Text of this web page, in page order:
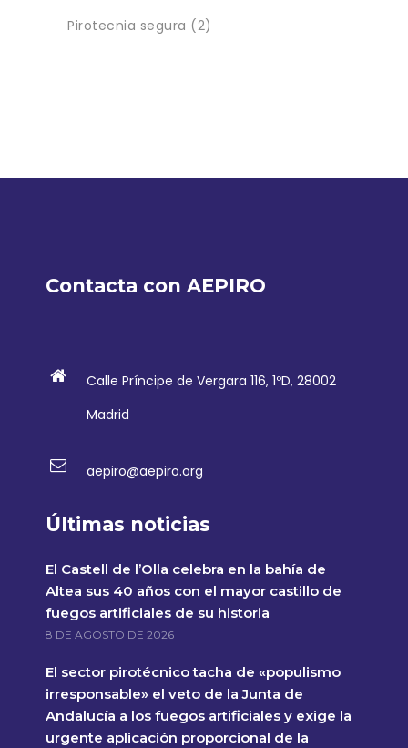
Pirotecnia segura (2)
Contacta con AEPIRO
Calle Príncipe de Vergara 116, 1ºD, 28002
Madrid
aepiro@aepiro.org
Últimas noticias
El Castell de l’Olla celebra en la bahía de
Altea sus 40 años con el mayor castillo de
fuegos artificiales de su historia
8 DE AGOSTO DE 2026
El sector pirotécnico tacha de «populismo
irresponsable» el veto de la Junta de
Andalucía a los fuegos artificiales y exige la
urgente aplicación proporcional de la